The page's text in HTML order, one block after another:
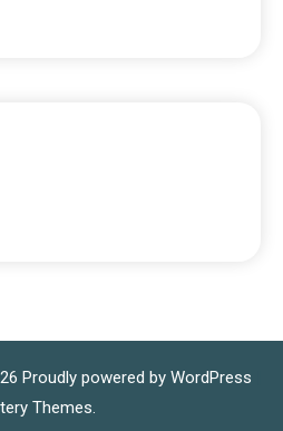
Proudly powered by WordPress
Themes